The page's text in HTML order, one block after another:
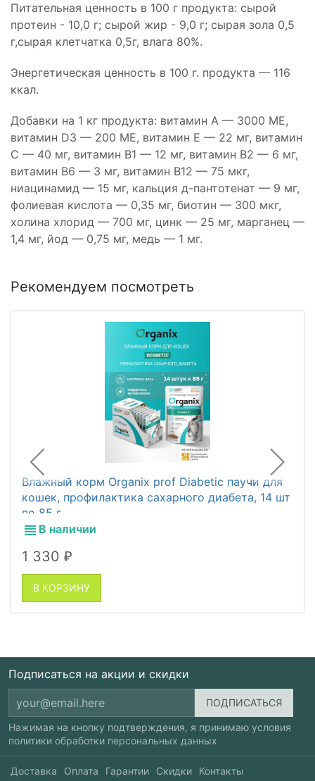
Питательная ценность в 100 г продукта: сырой
протеин - 10,0 г; сырой жир - 9,0 г; сырая зола 0,5
г,сырая клетчатка 0,5г, влага 80%.
Энергетическая ценность в 100 г. продукта — 116
ккал.
Добавки на 1 кг продукта: витамин А — 3000 МЕ,
витамин D3 — 200 МЕ, витамин E — 22 мг, витамин
С — 40 мг, витамин В1 — 12 мг, витамин В2 — 6 мг,
витамин В6 — 3 мг, витамин В12 — 75 мкг,
ниацинамид — 15 мг, кальция д-пантотенат — 9 мг,
фолиевая кислота — 0,35 мг, биотин — 300 мкг,
холина хлорид — 700 мг, цинк — 25 мг, марганец —
1,4 мг, йод — 0,75 мг, медь — 1 мг.
Рекомендуем посмотреть
Влажный корм Organix prof Diabetic паучи для
кошек, профилактика сахарного диабета, 14 шт
по 85 г
В наличии
1 330 ₽
В КОРЗИНУ
Подписаться на акции и скидки
Нажимая на кнопку подтверждения, я принимаю условия
политики обработки персональных данных
Доставка Оплата Гарантии Скидки Контакты